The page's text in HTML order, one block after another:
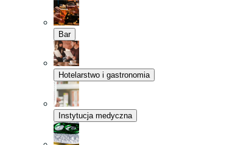
Bar
Hotelarstwo i gastronomia
Instytucja medyczna